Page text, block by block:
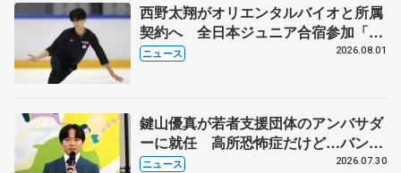
西野太翔がオリエンタルバイオと所属
契約へ 全日本ジュニア合宿参加「結
果残していかないと」 講師はジェー
ニュース 2026.08.01
鍵山優真が若者支援団体のアンバサダ
ーに就任 高所恐怖症だけど…バンジ
ージャンプに挑戦も？
ニュース 2026.07.30